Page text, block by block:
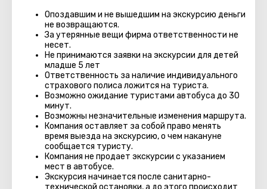
Опоздавшим и не вышедшим на экскурсию деньги
не возвращаются.
За утерянные вещи фирма ответственности не
несет.
Не принимаются заявки на экскурсии для детей
младше 5 лет
Ответственность за наличие индивидуального
страхового полиса ложится на туриста.
Возможно ожидание туристами автобуса до 30
минут.
Возможны незначительные изменения маршрута.
Компания оставляет за собой право менять
время выезда на экскурсию, о чем накануне
сообщается туристу.
Компания не продает экскурсии с указанием
мест в автобуcе.
Экскурсия начинается после санитарно-
технической остановки, а до этого происходит